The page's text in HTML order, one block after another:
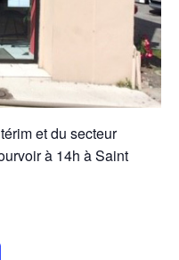
et du secteur
à 14h à Saint